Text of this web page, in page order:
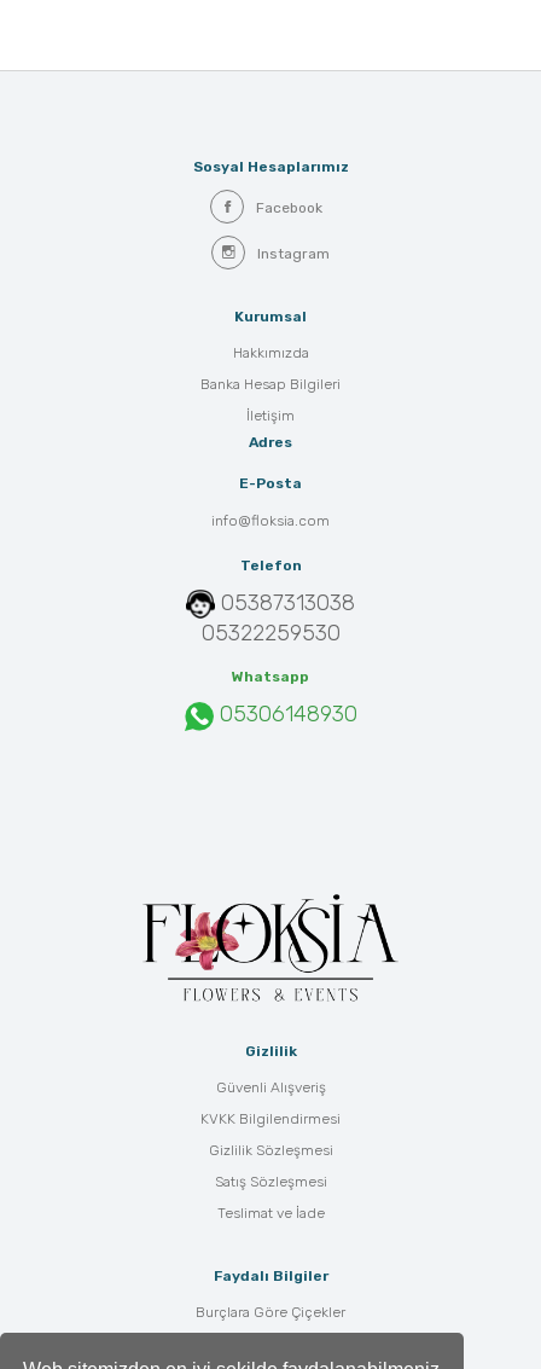
Sosyal Hesaplarımız
Facebook
Instagram
Kurumsal
Hakkımızda
Banka Hesap Bilgileri
İletişim
Adres
E-Posta
info@floksia.com
Telefon
05387313038
05322259530
Whatsapp
05306148930
Gizlilik
Güvenli Alışveriş
KVKK Bilgilendirmesi
Gizlilik Sözleşmesi
Satış Sözleşmesi
Teslimat ve İade
Faydalı Bilgiler
Burçlara Göre Çiçekler